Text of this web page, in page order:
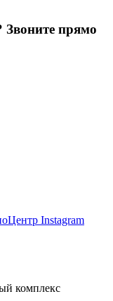
Звоните прямо
комплекс